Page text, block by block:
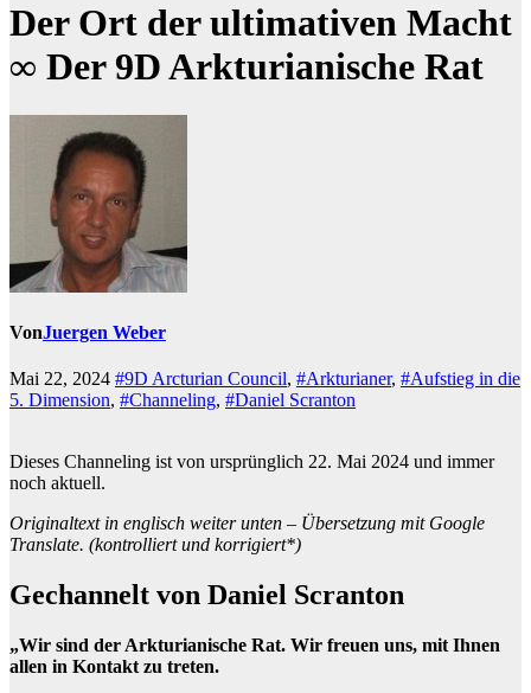
Der Ort der ultimativen Macht
∞ Der 9D Arkturianische Rat
VonJuergen Weber
Mai 22, 2024 #9D Arcturian Council, #Arkturianer, #Aufstieg in die
5. Dimension, #Channeling, #Daniel Scranton
Dieses Channeling ist von ursprünglich 22. Mai 2024 und immer
noch aktuell.
Originaltext in englisch weiter unten – Übersetzung mit Google
Translate. (kontrolliert und korrigiert*)
Gechannelt von Daniel Scranton
„Wir sind der Arkturianische Rat. Wir freuen uns, mit Ihnen
allen in Kontakt zu treten.